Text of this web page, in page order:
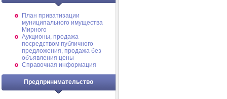
План приватизации
муниципального имущества
Мирного
Аукционы, продажа
посредством публичного
предложения, продажа без
объявления цены
Справочная информация
Предпринимательство